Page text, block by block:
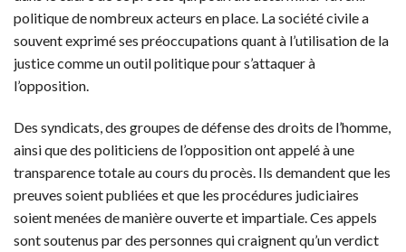
politique de nombreux acteurs en place. La société civile a
souvent exprimé ses préoccupations quant à l’utilisation de la
justice comme un outil politique pour s’attaquer à
l’opposition.
Des syndicats, des groupes de défense des droits de l’homme,
ainsi que des politiciens de l’opposition ont appelé à une
transparence totale au cours du procès. Ils demandent que les
preuves soient publiées et que les procédures judiciaires
soient menées de manière ouverte et impartiale. Ces appels
sont soutenus par des personnes qui craignent qu’un verdict